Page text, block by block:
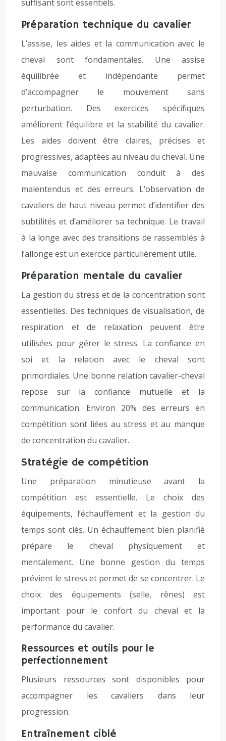
suffisant sont essentiels.
Préparation technique du cavalier
L’assise, les aides et la communication avec le
cheval sont fondamentales. Une assise
équilibrée et indépendante permet
d’accompagner le mouvement sans
perturbation. Des exercices spécifiques
améliorent l’équilibre et la stabilité du cavalier.
Les aides doivent être claires, précises et
progressives, adaptées au niveau du cheval. Une
mauvaise communication conduit à des
malentendus et des erreurs. L’observation de
cavaliers de haut niveau permet d’identifier des
subtilités et d’améliorer sa technique. Le travail
à la longe avec des transitions de rassemblés à
l’allonge est un exercice particulièrement utile.
Préparation mentale du cavalier
La gestion du stress et de la concentration sont
essentielles. Des techniques de visualisation, de
respiration et de relaxation peuvent être
utilisées pour gérer le stress. La confiance en
soi et la relation avec le cheval sont
primordiales. Une bonne relation cavalier-cheval
repose sur la confiance mutuelle et la
communication. Environ 20% des erreurs en
compétition sont liées au stress et au manque
de concentration du cavalier.
Stratégie de compétition
Une préparation minutieuse avant la
compétition est essentielle. Le choix des
équipements, l’échauffement et la gestion du
temps sont clés. Un échauffement bien planifié
prépare le cheval physiquement et
mentalement. Une bonne gestion du temps
prévient le stress et permet de se concentrer. Le
choix des équipements (selle, rênes) est
important pour le confort du cheval et la
performance du cavalier.
Ressources et outils pour le
perfectionnement
Plusieurs ressources sont disponibles pour
accompagner les cavaliers dans leur
progression.
Entraînement ciblé